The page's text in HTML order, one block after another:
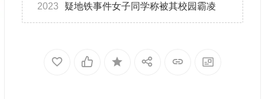
2023 疑地铁事件女子同学称被其校园霸凌